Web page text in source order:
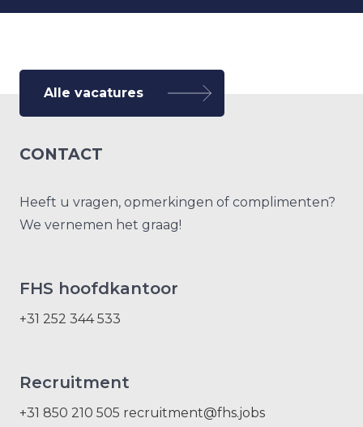
Alle vacatures
CONTACT
Heeft u vragen, opmerkingen of complimenten?
We vernemen het graag!
FHS hoofdkantoor
+31 252 344 533
Recruitment
+31 850 210 505 recruitment@fhs.jobs